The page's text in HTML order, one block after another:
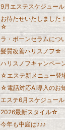
9月エステスケジュー
お待たせいたしまし
☆
ラ・ボーンセラムにつ
髪質改善ハリスノフ☆
ハリスノフキャンペー
☆エステ新メニュー登
☆電話対応AI導入のお
エステ6月スケジュー
2026最新スタイル☆
今年も中庭は♪♪♪